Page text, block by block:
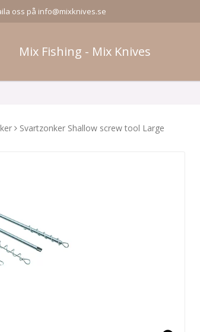
oss på info@mixknives.se
Mix Fishing - Mix Knives
Svartzonker Shallow screw tool Large